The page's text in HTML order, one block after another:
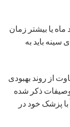
یا بیشتر زمان
سینه باید به
از روند بهبودی
ذکر شده
با پزشک خود در